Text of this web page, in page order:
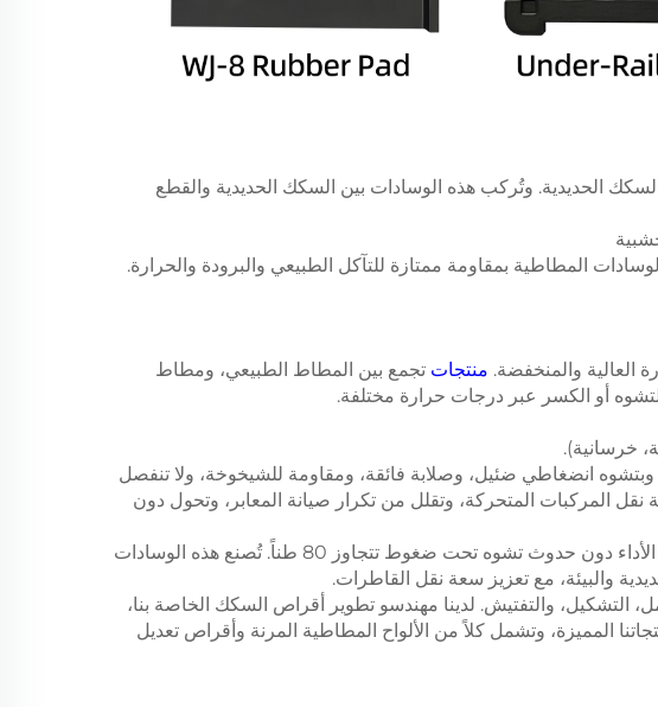
الحديدية. وتُركب هذه الوسادات بين السكك الحديدية والقطع
المطاطية بمقاومة ممتازة للتآكل الطبيعي والبرودة والحرارة.
منتجات تجمع بين المطاط الطبيعي، ومطاط
انضغاطي ضئيل، وصلابة فائقة، ومقاومة للشيخوخة، ولا تنفصل
المتحركة، وتقلل من تكرار صيانة المعابر، وتحول دون
5. توفر الوسادات المطاطية عمر خدمة يفوق ثلاثة أضعاف عمر ألواح المسار التقليدية. تؤكد الاختبارات استقرار الأداء دون حدوث تشوه تحت ضغوط تتجاوز 80 طناً. تُصنع هذه الوسادات
والبيئة، مع تعزيز سعة نقل القاطرات.
والتفتيش. لدينا مهندسو تطوير أقراص السكك الخاصة بنا،
المميزة، وتشمل كلاً من الألواح المطاطية المرنة وأقراص تعديل